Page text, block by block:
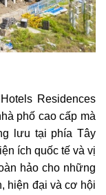
Residences
phố cao cấp mà
lưu tại phía Tây
ích quốc tế và vị
hảo cho những
hiện đại và cơ hội